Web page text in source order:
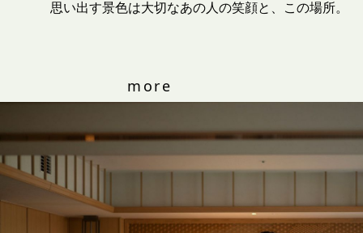
思い出す景色は大切なあの人の笑顔と、この場所。
more